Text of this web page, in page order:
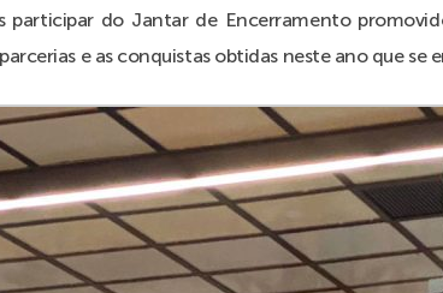
participar do Jantar de Encerramento
e as conquistas obtidas neste ano que se